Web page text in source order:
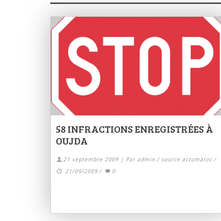
58 INFRACTIONS ENREGISTRÉES À
OUJDA
21 septembre 2009 | Par admin / source actumaroc /
21/09/2009 / 0